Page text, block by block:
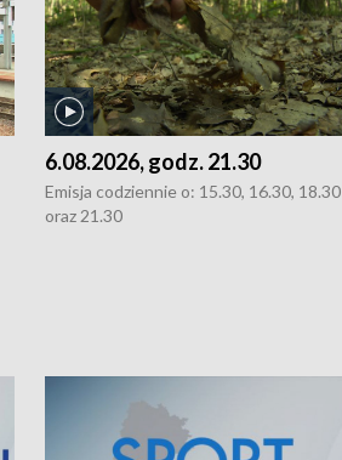
6.08.2026, godz. 21.30
Emisja codziennie o: 15.30, 16.30, 18.30
oraz 21.30